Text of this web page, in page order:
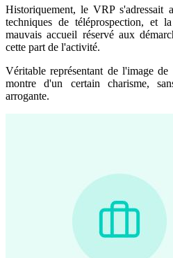
Historiquement, le VRP s'adressait
techniques de téléprospection, et
mauvais accueil réservé aux
cette part de l'activité.
Véritable représentant de l'image
montre d'un certain charisme,
arrogante.